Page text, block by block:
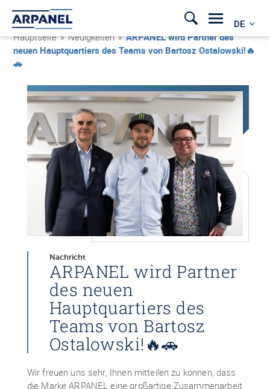
DE
Hauptseite » Neuigkeiten »ARPANEL wird Partner des
neuen Hauptquartiers des Teams von Bartosz Ostalowski!🔥
🚗
Nachricht
ARPANEL wird Partner
des neuen
Hauptquartiers des
Teams von Bartosz
Ostalowski!🔥🚗
Wir freuen uns sehr, Ihnen mitteilen zu können, dass
die Marke ARPANEL eine großartige Zusammenarbeit